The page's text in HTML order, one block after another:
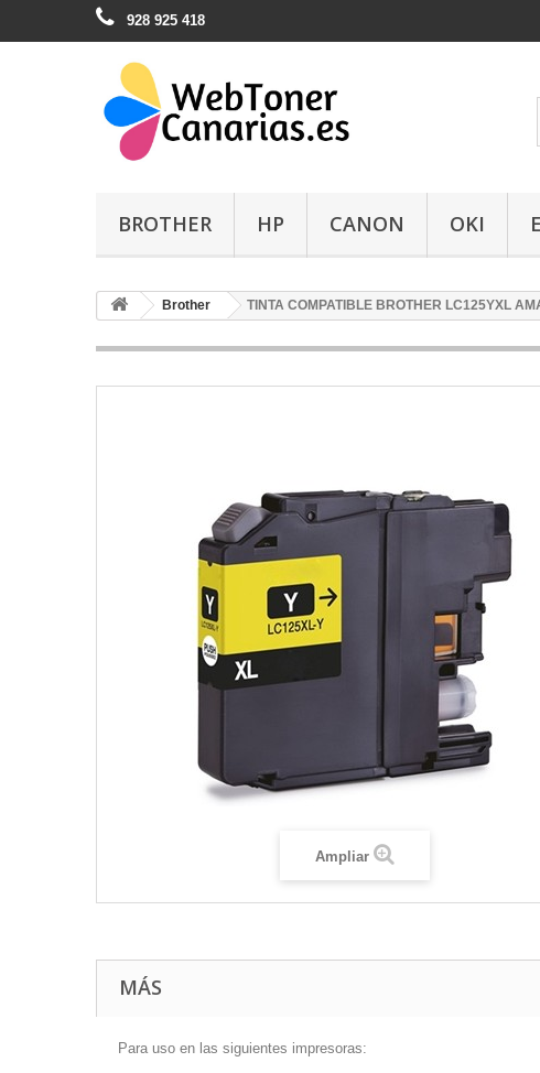
928 925 418
BROTHER HP CANON OKI
Brother TINTA COMPATIBLE BROTHER LC125YXL
Ampliar
MÁS
Para uso en las siguientes impresoras: